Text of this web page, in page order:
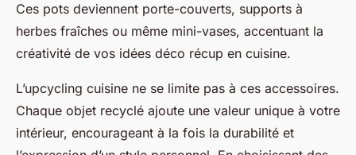
Ces pots deviennent porte-couverts, supports à
herbes fraîches ou même mini-vases, accentuant la
créativité de vos idées déco récup en cuisine.
L’upcycling cuisine ne se limite pas à ces accessoires.
Chaque objet recyclé ajoute une valeur unique à votre
intérieur, encourageant à la fois la durabilité et